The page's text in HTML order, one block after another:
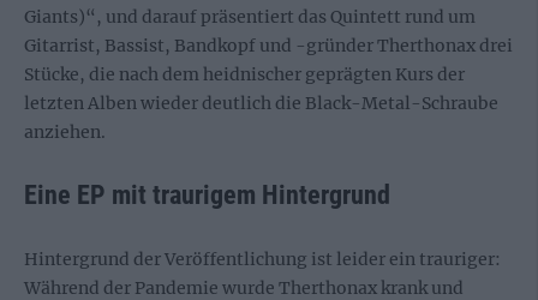
Giants)“, und darauf präsentiert das Quintett rund um
Gitarrist, Bassist, Bandkopf und -gründer Therthonax drei
Stücke, die nach dem heidnischer geprägten Kurs der
letzten Alben wieder deutlich die Black-Metal-Schraube
anziehen.
Eine EP mit traurigem Hintergrund
Hintergrund der Veröffentlichung ist leider ein trauriger:
Während der Pandemie wurde Therthonax krank und